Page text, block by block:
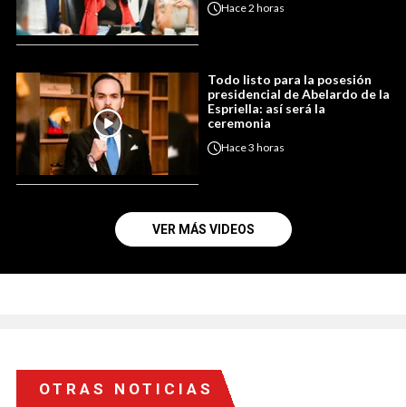
Hace2 horas
Todo listo para la posesión
presidencial de Abelardo de la
Espriella: así será la
ceremonia
Hace3 horas
VER MÁS VIDEOS
OTRAS NOTICIAS